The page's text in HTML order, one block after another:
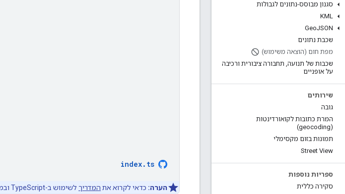
סגנון מבוסס-נתונים לגבולות
KML
GeoJSON
שכבת נתונים
מפת חום (הוצאה משימוש)
שכבות של תנועה, תחבורה ציבורית ורכיבה
על אופניים
שירותים
גובה
המרת כתובות לקואורדינטות
(geocoding)
תמונות בזום מקסימלי
Street View
ספריות נוספות
סקירה כללית
index. ts
הערה: כדאי לקרוא את המדריך לשימוש ב-TypeScript ובמפות Google.